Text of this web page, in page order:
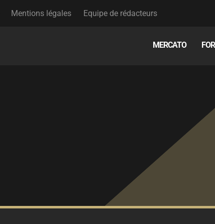
Mentions légales Equipe de rédacteurs
MERCATO